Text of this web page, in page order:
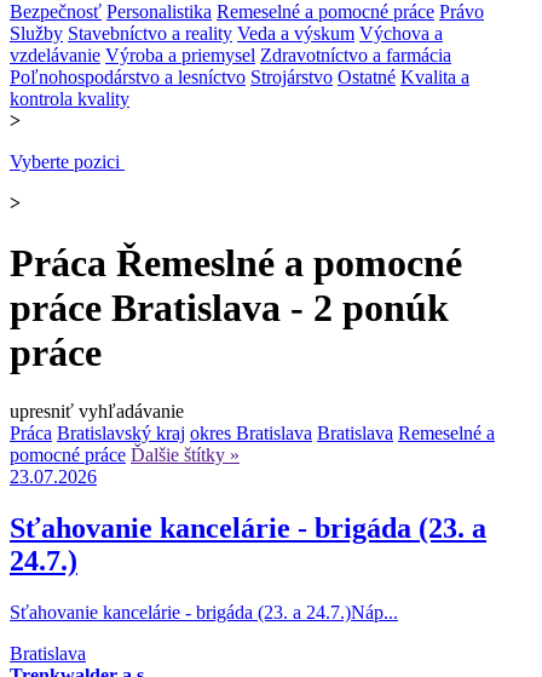
Bezpečnosť Personalistika Remeselné a pomocné práce Právo
Služby Stavebníctvo a reality Veda a výskum Výchova a
vzdelávanie Výroba a priemysel Zdravotníctvo a farmácia
Poľnohospodárstvo a lesníctvo Strojárstvo Ostatné Kvalita a
kontrola kvality
>
Vyberte pozici
>
Práca Řemeslné a pomocné
práce Bratislava - 2 ponúk
práce
upresniť vyhľadávanie
Práca Bratislavský kraj okres Bratislava Bratislava Remeselné a
pomocné práce Ďalšie štítky »
23.07.2026
Sťahovanie kancelárie - brigáda (23. a
24.7.)
Sťahovanie kancelárie - brigáda (23. a 24.7.)Náp...
Bratislava